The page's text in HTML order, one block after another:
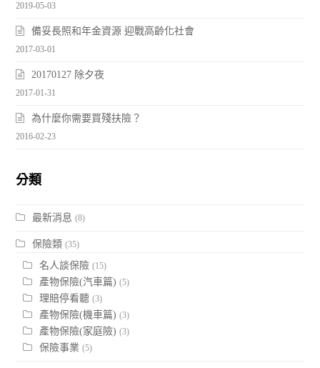
2019-05-03
備妥長照和年金資源 迎戰高齡化社會
2017-03-01
20170127 除夕夜
2017-01-31
為什麼你需要買殘扶險？
2016-02-23
分類
最新消息 (8)
保險類 (35)
名人談保險 (15)
產物保險(汽車篇) (5)
理賠停看聽 (3)
產物保險(機車篇) (3)
產物保險(家庭險) (3)
保險事業 (5)